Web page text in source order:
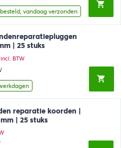
vandaag verzonden
| 25 stuks
incl. BTW
reparatie koorden |
| 25 stuks